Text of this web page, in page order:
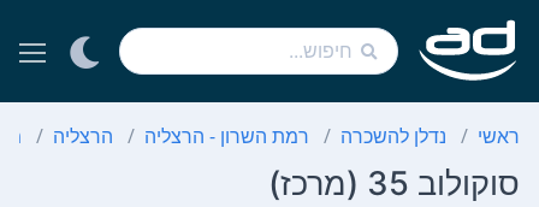
ראשי נדלן להשכרה רמת השרון - הרצליה הרצליה
סוקולוב 35 (מרכז)